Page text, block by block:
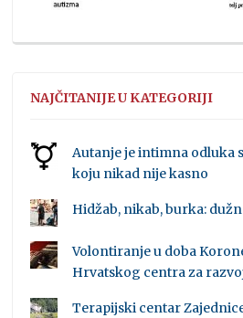
NAJČITANIJE U KATEGORIJI
Autanje je intimna odluka
koju nikad nije kasno
Hidžab, nikab, burka:
Volontiranje u doba
Hrvatskog centra za
Terapijski centar